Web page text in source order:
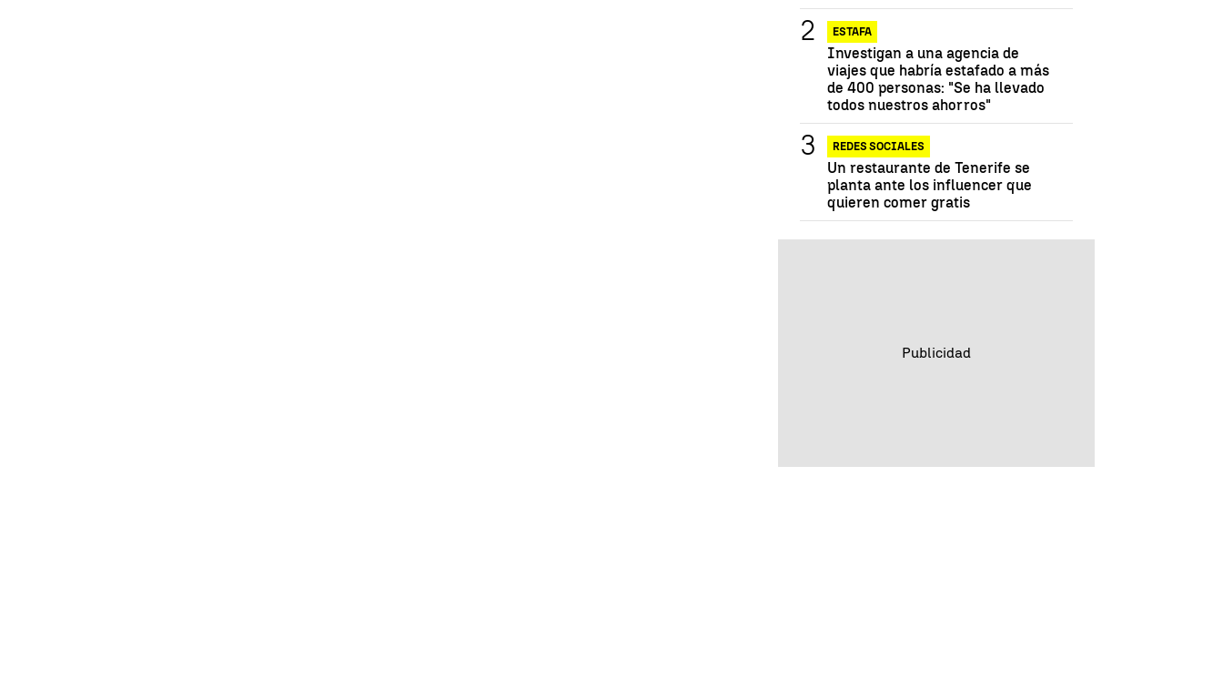
ESTAFA
Investigan a una agencia de
viajes que habría estafado a más
de 400 personas: "Se ha llevado
todos nuestros ahorros"
REDES SOCIALES
Un restaurante de Tenerife se
planta ante los influencer que
quieren comer gratis